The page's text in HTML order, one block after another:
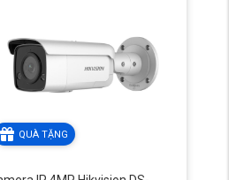
QUÀ TẶNG